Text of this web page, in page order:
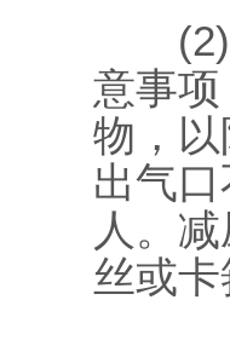
(2)氧
意事
物，
出气
人。
丝或